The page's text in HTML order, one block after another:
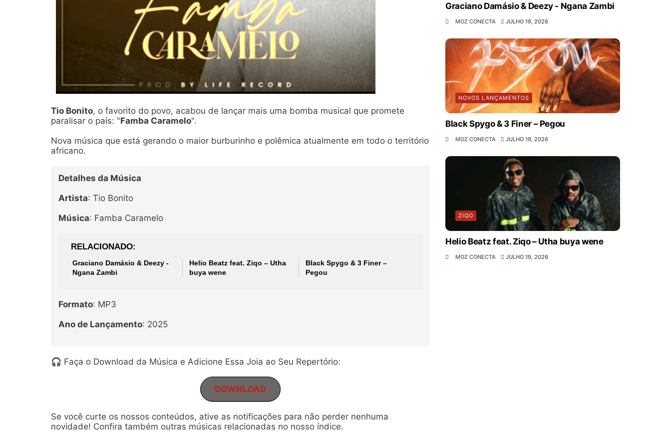
Tio Bonito, o favorito do povo, acabou de lançar mais uma bomba musical que promete
paralisar o país: "Famba Caramelo".
Nova música que está gerando o maior burburinho e polêmica atualmente em todo o território
africano.
Detalhes da Música
Artista: Tio Bonito
Música: Famba Caramelo
RELACIONADO
Graciano Damásio & Deezy -
Ngana Zambi
Helio Beatz feat. Ziqo – Utha
buya wene
Black Spygo & 3 Finer –
Pegou
Formato: MP3
Ano de Lançamento: 2025
🎧 Faça o Download da Música e Adicione Essa Joia ao Seu Repertório:
DOWNLOAD
Se você curte os nossos conteúdos, ative as notificações para não perder nenhuma
novidade! Confira também outras músicas relacionadas no nosso índice.
Graciano Damásio & Deezy - Ngana Zambi
MOZ CONECTA JULHO 19, 2026
NOVOS LANÇAMENTOS
Black Spygo & 3 Finer – Pegou
MOZ CONECTA JULHO 19, 2026
ZIQO
Helio Beatz feat. Ziqo – Utha buya wene
MOZ CONECTA JULHO 19, 2026